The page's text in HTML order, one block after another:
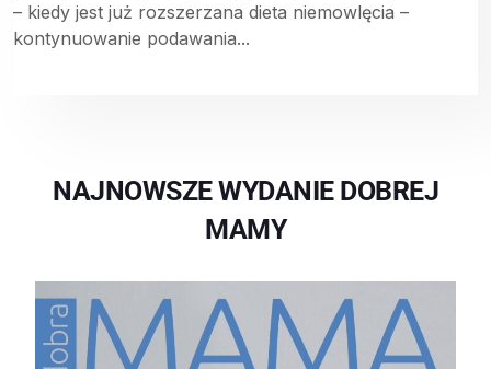
– kiedy jest już rozszerzana dieta niemowlęcia –
kontynuowanie podawania...
NAJNOWSZE WYDANIE DOBREJ
MAMY